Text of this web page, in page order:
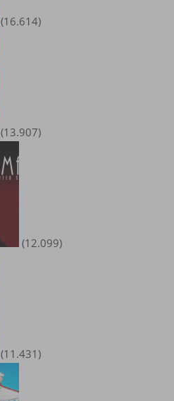
(16.614)
(13.907)
(12.099)
(11.431)